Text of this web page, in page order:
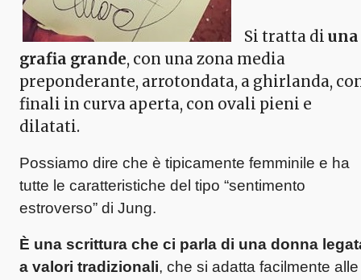
Si tratta di una
grafia grande, con una zona media
preponderante, arrotondata, a ghirlanda,
finali in curva aperta, con ovali pieni e
dilatati.
Possiamo dire che è tipicamente femminile e ha
tutte le caratteristiche del tipo “sentimento
estroverso” di Jung.
È una scrittura che ci parla di una donna
a valori tradizionali, che si adatta facilmente alle